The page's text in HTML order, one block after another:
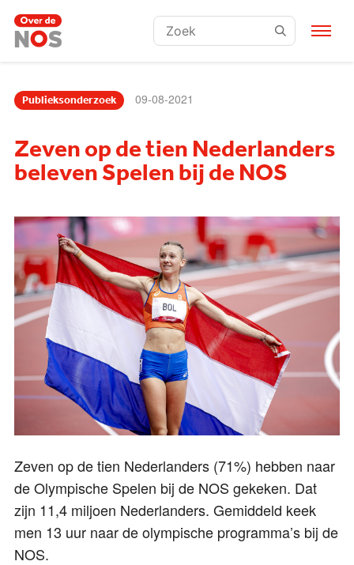
Zoeken:
Publieksonderzoek 09-08-2021
Zeven op de tien Nederlanders
beleven Spelen bij de NOS
Zeven op de tien Nederlanders (71%) hebben naar
de Olympische Spelen bij de NOS gekeken. Dat
zijn 11,4 miljoen Nederlanders. Gemiddeld keek
men 13 uur naar de olympische programma’s bij de
NOS.